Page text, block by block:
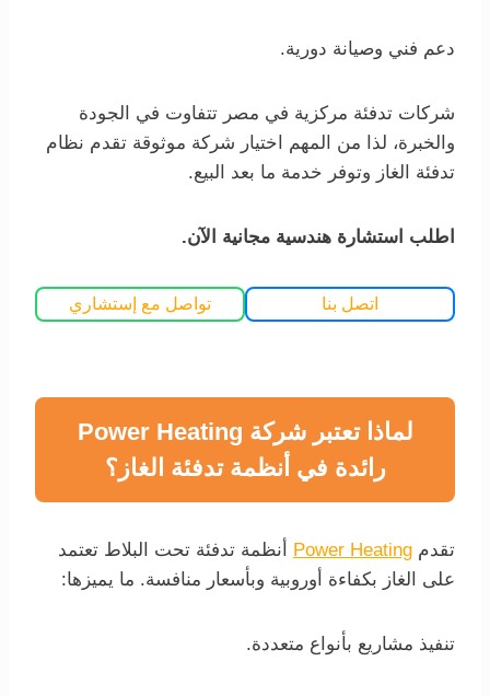
دعم فني وصيانة دورية.
شركات تدفئة مركزية في مصر تتفاوت في الجودة
والخبرة، لذا من المهم اختيار شركة موثوقة تقدم نظام
تدفئة الغاز وتوفر خدمة ما بعد البيع.
اطلب استشارة هندسية مجانية الآن.
اتصل بنا تواصل مع إستشاري
لماذا تعتبر شركة Power Heating
رائدة في أنظمة تدفئة الغاز؟
تقدم Power Heating أنظمة تدفئة تحت البلاط تعتمد
على الغاز بكفاءة أوروبية وبأسعار منافسة. ما يميزها:
تنفيذ مشاريع بأنواع متعددة.